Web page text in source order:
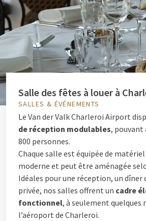
Salle des fêtes à louer à
SALLES & ÉVÉNEMENTS
Le Van der Valk Charleroi Airport
de réception modulables, pouvant
800 personnes.
Chaque salle est équipée de
moderne et peut être aménagée
Idéales pour une réception, un dîner
privée, nos salles offrent un cadre
fonctionnel, à seulement quelques
l’aéroport de Charleroi.